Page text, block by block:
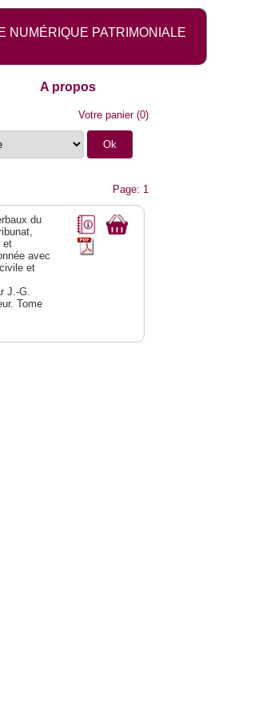
NUMÉRIQUE PATRIMONIALE
A propos
Votre panier(0)
Page: 1
du
et
avec
et
J.-G.
Tome